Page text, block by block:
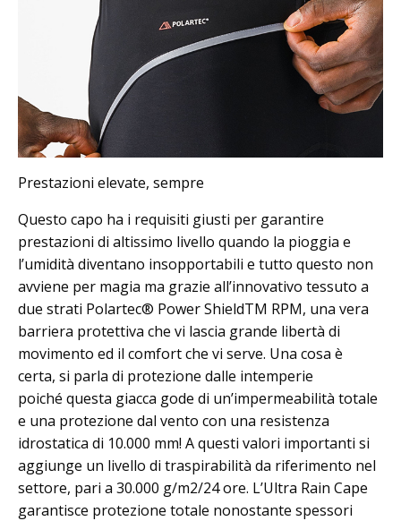
Prestazioni elevate, sempre
Questo capo ha i requisiti giusti per garantire
prestazioni di altissimo livello quando la pioggia e
l’umidità diventano insopportabili e tutto questo non
avviene per magia ma grazie all’innovativo tessuto a
due strati Polartec® Power ShieldTM RPM, una vera
barriera protettiva che vi lascia grande libertà di
movimento ed il comfort che vi serve. Una cosa è
certa, si parla di protezione dalle intemperie
poiché questa giacca gode di un’impermeabilità totale
e una protezione dal vento con una resistenza
idrostatica di 10.000 mm! A questi valori importanti si
aggiunge un livello di traspirabilità da riferimento nel
settore, pari a 30.000 g/m2/24 ore. L’Ultra Rain Cape
garantisce protezione totale nonostante spessori